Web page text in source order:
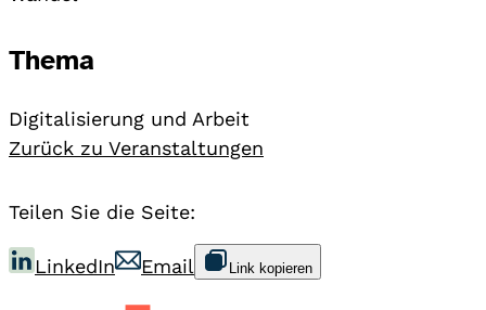
Thema
Digitalisierung und Arbeit
Zurück zu Veranstaltungen
Teilen Sie die Seite:
LinkedIn Email Link kopieren